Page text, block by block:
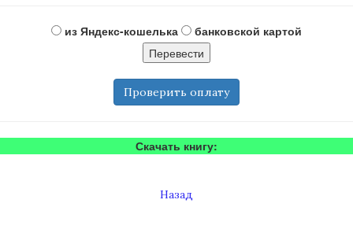
из Яндекс-кошелька банковской картой
Проверить оплату
Скачать книгу:
Назад